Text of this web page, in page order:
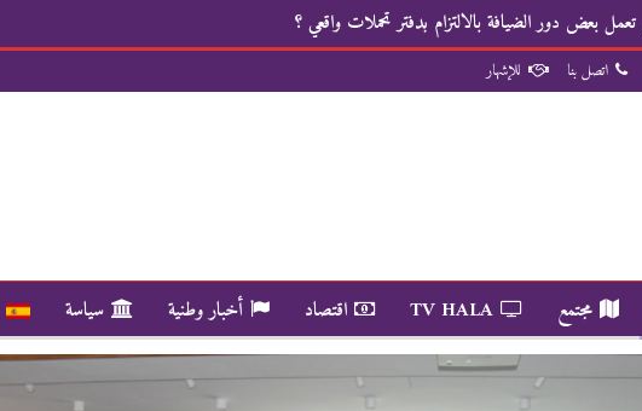
بعض دور الضيافة بالالتزام بدفتر تحملات واقعي ؟
اتصل بنا للإشهار
مجتمع TV HALA اقتصاد أخبار وطنية سياسة